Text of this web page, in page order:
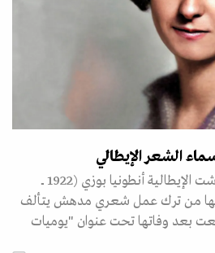
الشعر الإيطالي
ستة وعشرون عاما فقط عاشت الإيطالية أنطونيا بوزي (1922 ـــ
من ترك عمل شعري مدهش يتألف
بعد وفاتها تحت عنوان "يوميات